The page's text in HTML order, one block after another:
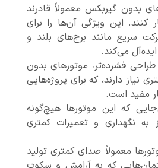
بدون گیربکس معمولاً قادرند
کنند. این ویژگی آن‌ها را برای
سریع مانند برج‌های بلند و
می‌کند.
فشرده‌تر، موتورهای بدون
نیاز دارند، که برای پروژه‌هایی
مفید است.
که این موتورها هیچ‌گونه
به نگهداری و تعمیرات کمتری
معمولاً صدای کمتری تولید